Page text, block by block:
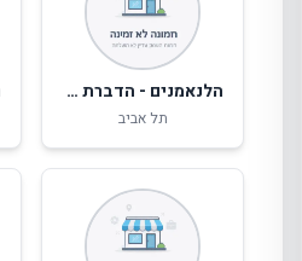
הלנאמנים - הדברת מזיקים ומכרסמים
תל אביב